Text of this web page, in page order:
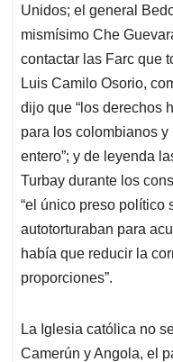
Unidos; el general
mismísimo Che
contactar las Farc que
Luis Camilo Osorio,
dijo que “los derechos
para los colombianos
entero”; y de leyenda
Turbay durante los
“el único preso político
autotorturaban para
había que reducir la
proporciones”.
La Iglesia católica no
Camerún y Angola, el